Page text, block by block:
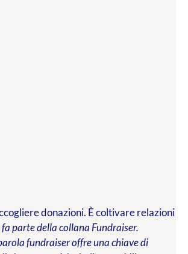
donazioni. È coltivare relazioni
parte della collana Fundraiser.
fundraiser offre una chiave di